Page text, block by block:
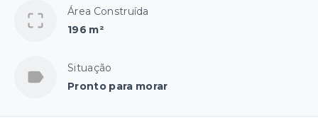
Área Construída
196 m²
Situação
Pronto para morar